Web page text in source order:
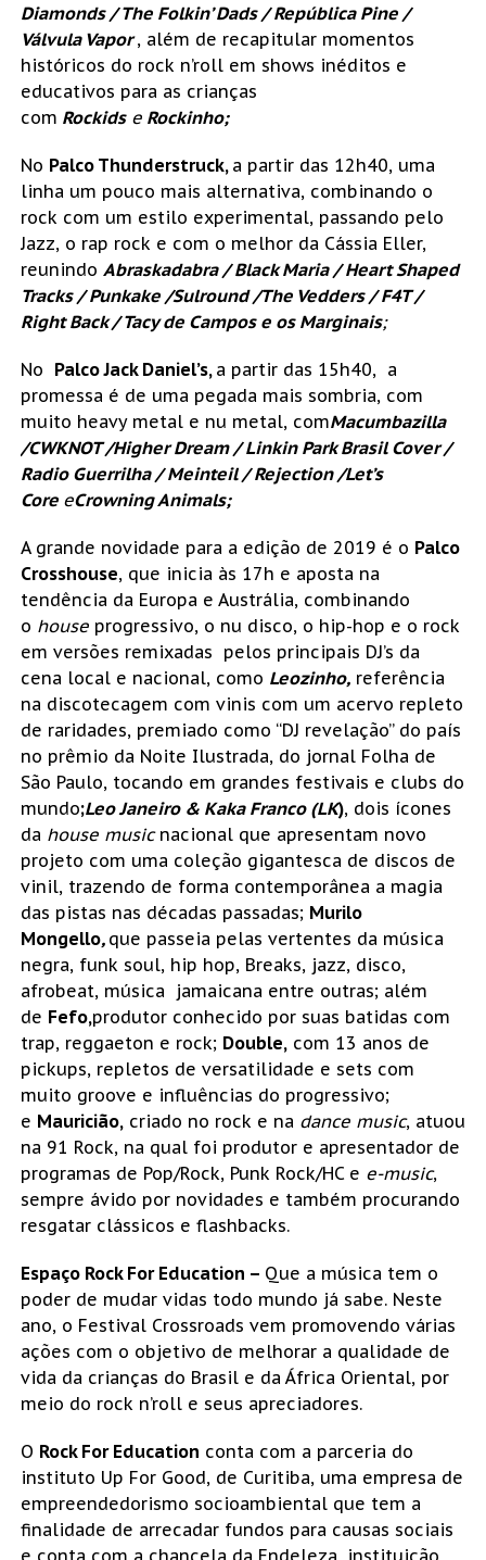
Diamonds / The Folkin’ Dads / República Pine /
Válvula Vapor, além de recapitular momentos
históricos do rock n’roll em shows inéditos e
educativos para as crianças
com RockidseRockinho;
No Palco Thunderstruck, a partir das 12h40, uma
linha um pouco mais alternativa, combinando o
rock com um estilo experimental, passando pelo
Jazz, o rap rock e com o melhor da Cássia Eller,
reunindo Abraskadabra / Black Maria / Heart Shaped
Tracks / Punkake /Sulround /The Vedders / F4T /
Right Back / Tacy de Campos e os Marginais;
No Palco Jack Daniel’s, a partir das 15h40, a
promessa é de uma pegada mais sombria, com
muito heavy metal e nu metal, comMacumbazilla
/CWKNOT /Higher Dream / Linkin Park Brasil Cover /
Radio Guerrilha / Meinteil / Rejection /Let’s
Core eCrowning Animals;
A grande novidade para a edição de 2019 é o Palco
Crosshouse, que inicia às 17h e aposta na
tendência da Europa e Austrália, combinando
o house progressivo, o nu disco, o hip-hop e o rock
em versões remixadas pelos principais DJ’s da
cena local e nacional, como Leozinho,referência
na discotecagem com vinis com um acervo repleto
de raridades, premiado como “DJ revelação” do país
no prêmio da Noite Ilustrada, do jornal Folha de
São Paulo, tocando em grandes festivais e clubs do
mundo;Leo Janeiro & Kaka Franco (LK), dois ícones
da house musicnacional que apresentam novo
projeto com uma coleção gigantesca de discos de
vinil, trazendo de forma contemporânea a magia
das pistas nas décadas passadas; Murilo
Mongello, que passeia pelas vertentes da música
negra, funk soul, hip hop, Breaks, jazz, disco,
afrobeat, música jamaicana entre outras; além
de Fefo,produtor conhecido por suas batidas com
trap, reggaeton e rock; Double, com 13 anos de
pickups, repletos de versatilidade e sets com
muito groove e influências do progressivo;
e Mauricião, criado no rock e na dance music, atuou
na 91 Rock, na qual foi produtor e apresentador de
programas de Pop/Rock, Punk Rock/HC e e-music,
sempre ávido por novidades e também procurando
resgatar clássicos e flashbacks.
Espaço Rock For Education – Que a música tem o
poder de mudar vidas todo mundo já sabe. Neste
ano, o Festival Crossroads vem promovendo várias
ações com o objetivo de melhorar a qualidade de
vida da crianças do Brasil e da África Oriental, por
meio do rock n’roll e seus apreciadores.
O Rock For Education conta com a parceria do
instituto Up For Good, de Curitiba, uma empresa de
empreendedorismo socioambiental que tem a
finalidade de arrecadar fundos para causas sociais
e conta com a chancela da Endeleza, instituição